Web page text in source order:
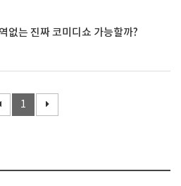
없는 진짜 코미디쇼 가능할까?
1